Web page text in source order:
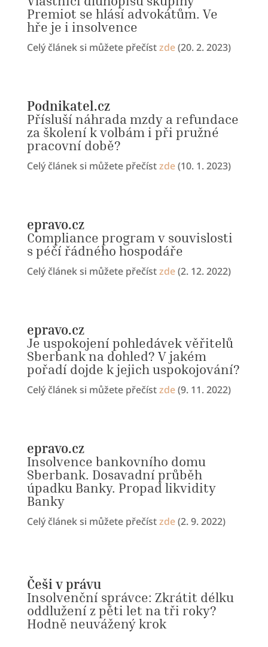
Premiot se hlásí advokátům. Ve
hře je i insolvence
Celý článek si můžete přečístzde(20. 2. 2023)
Podnikatel.cz
Přísluší náhrada mzdy a refundace
za školení k volbám i při pružné
pracovní době?
Celý článek si můžete přečístzde(10. 1. 2023)
epravo.cz
Compliance program v souvislosti
s péčí řádného hospodáře
Celý článek si můžete přečístzde(2. 12. 2022)
epravo.cz
Je uspokojení pohledávek věřitelů
Sberbank na dohled? V jakém
pořadí dojde k jejich uspokojování?
Celý článek si můžete přečístzde(9. 11. 2022)
epravo.cz
Insolvence bankovního domu
Sberbank. Dosavadní průběh
úpadku Banky. Propad likvidity
Banky
Celý článek si můžete přečístzde(2. 9. 2022)
Češi v právu
Insolvenční správce: Zkrátit délku
oddlužení z pěti let na tři roky?
Hodně neuvážený krok